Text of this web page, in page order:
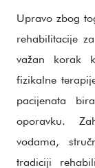
Upravo zbog
rehabilitacije
važan korak
fizikalne
pacijenata
oporavku.
vodama,
tradiciji